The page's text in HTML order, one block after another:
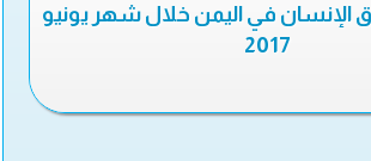
الإنسان في اليمن خلال شهر يونيو
2017